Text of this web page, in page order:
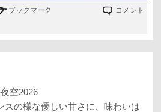
ブックマーク コメント
空2026
スの様な優しい甘さに、味わいは